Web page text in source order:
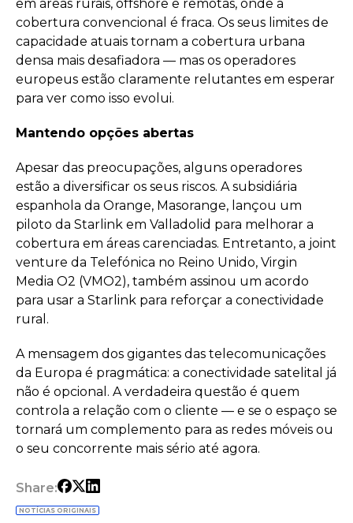
em áreas rurais, offshore e remotas, onde a
cobertura convencional é fraca. Os seus limites de
capacidade atuais tornam a cobertura urbana
densa mais desafiadora — mas os operadores
europeus estão claramente relutantes em esperar
para ver como isso evolui.
Mantendo opções abertas
Apesar das preocupações, alguns operadores
estão a diversificar os seus riscos. A subsidiária
espanhola da Orange, Masorange, lançou um
piloto da Starlink em Valladolid para melhorar a
cobertura em áreas carenciadas. Entretanto, a joint
venture da Telefónica no Reino Unido, Virgin
Media O2 (VMO2), também assinou um acordo
para usar a Starlink para reforçar a conectividade
rural.
A mensagem dos gigantes das telecomunicações
da Europa é pragmática: a conectividade satelital já
não é opcional. A verdadeira questão é quem
controla a relação com o cliente — e se o espaço se
tornará um complemento para as redes móveis ou
o seu concorrente mais sério até agora.
Share:
NOTÍCIAS ORIGINAIS